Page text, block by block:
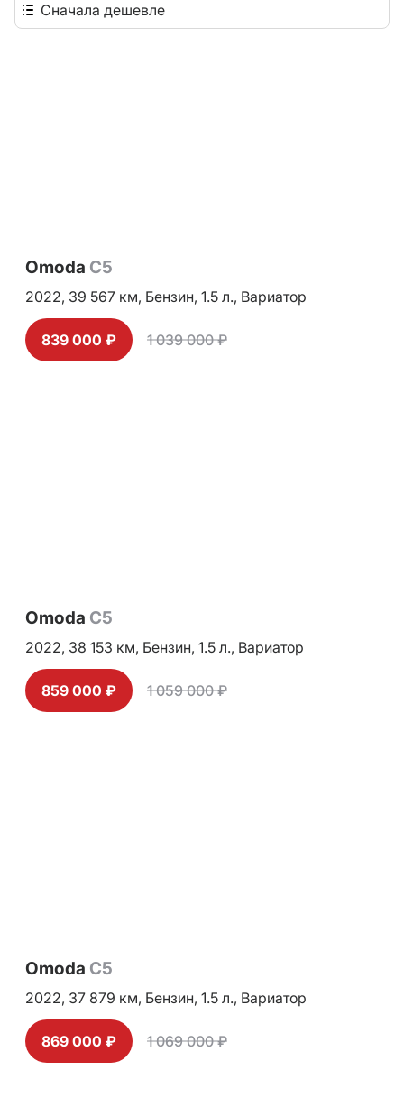
Сначала дешевле
Omoda C5
2022, 39 567 км, Бензин, 1.5 л., Вариатор
839 000 ₽ 1 039 000 ₽
Omoda C5
2022, 38 153 км, Бензин, 1.5 л., Вариатор
859 000 ₽ 1 059 000 ₽
Omoda C5
2022, 37 879 км, Бензин, 1.5 л., Вариатор
869 000 ₽ 1 069 000 ₽